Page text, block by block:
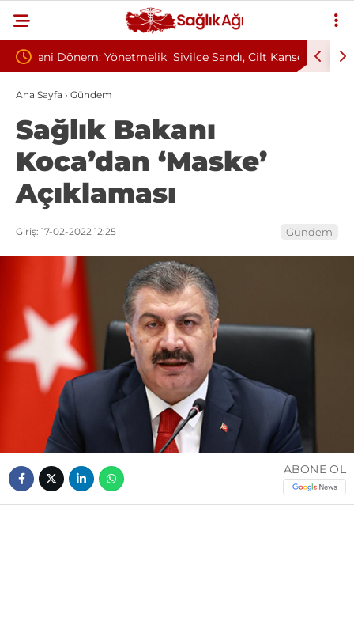
Sivilce Sandı, Cilt Kanseri Çıktı: Ameliyattan 60
Dikişle Uyandı
Baş
Ana Sayfa › Gündem
Sağlık Bakanı
Koca’dan ‘Maske’
Açıklaması
Giriş: 17-02-2022 12:25 Gündem
ABONE OL